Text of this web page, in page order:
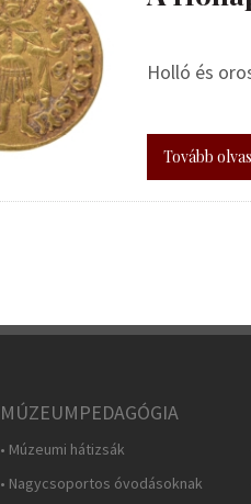
Holló és
Tovább
MÚZEUMPEDAGÓGIA
• Múzeumi hátizsák
• Nagycsoportos óvodásoknak